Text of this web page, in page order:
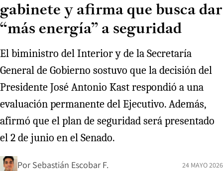
gabinete y afirma que busca dar
“más energía” a seguridad
El biministro del Interior y de la Secretaría
General de Gobierno sostuvo que la decisión del
Presidente José Antonio Kast respondió a una
evaluación permanente del Ejecutivo. Además,
afirmó que el plan de seguridad será presentado
el 2 de junio en el Senado.
Por Sebastián Escobar F. 24 MAYO 2026